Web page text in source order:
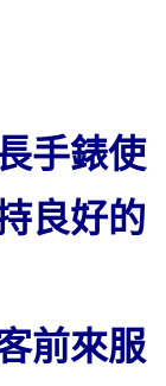
手錶使
良好的
前來服